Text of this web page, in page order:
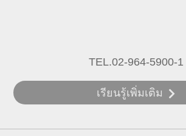
TEL.02-964-5900-1
เรียนรู้เพิ่มเติม